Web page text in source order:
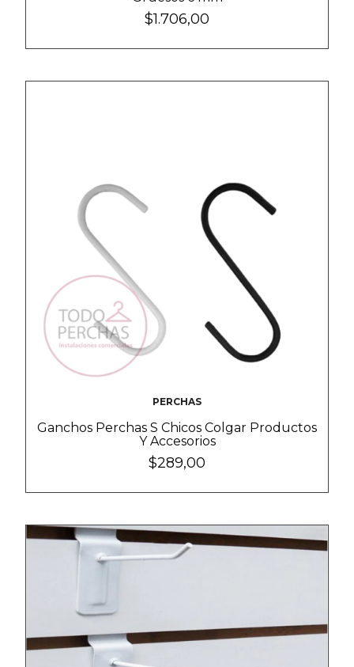
$1.706,00
PERCHAS
Ganchos Perchas S Chicos Colgar Productos
Y Accesorios
$289,00